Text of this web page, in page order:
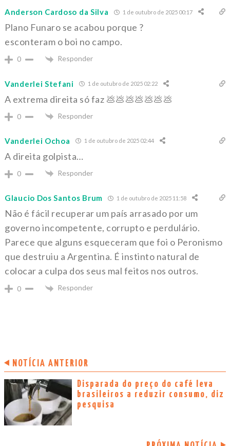
Anderson Cardoso da Silva 1 de outubro de 2025 00:17
Plano Funaro se acabou porque ?
esconteram o boi no campo.
0 Responder
Vanderlei Stefani 1 de outubro de 2025 02:22
A extrema direita só faz 💩💩💩💩💩💩💩
0 Responder
Vanderlei Ochoa 1 de outubro de 2025 02:44
A direita golpista…
0 Responder
Glaucio Dos Santos Brum 1 de outubro de 2025 11:58
Não é fácil recuperar um país arrasado por um
governo incompetente, corrupto e perdulário.
Parece que alguns esqueceram que foi o Peronismo
que destruiu a Argentina. É instinto natural de
colocar a culpa dos seus mal feitos nos outros.
0 Responder
NOTÍCIA ANTERIOR
Disparada do preço do café leva
brasileiros a reduzir consumo, diz
pesquisa